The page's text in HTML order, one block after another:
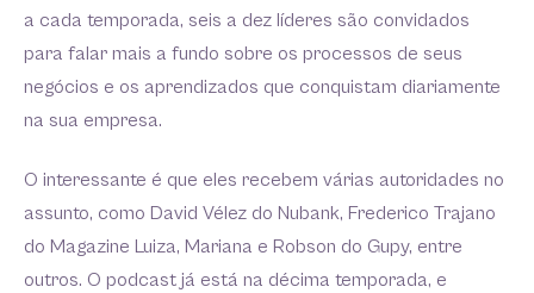
a cada temporada, seis a dez líderes são convidados
para falar mais a fundo sobre os processos de seus
negócios e os aprendizados que conquistam diariamente
na sua empresa.
O interessante é que eles recebem várias autoridades no
assunto, como David Vélez do Nubank, Frederico Trajano
do Magazine Luiza, Mariana e Robson do Gupy, entre
outros. O podcast já está na décima temporada, e